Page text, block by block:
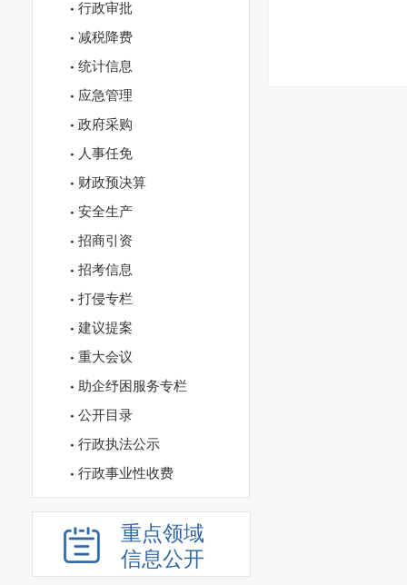
行政审批
减税降费
统计信息
应急管理
政府采购
人事任免
财政预决算
安全生产
招商引资
招考信息
打侵专栏
建议提案
重大会议
助企纾困服务专栏
公开目录
行政执法公示
行政事业性收费
重点领域
信息公开